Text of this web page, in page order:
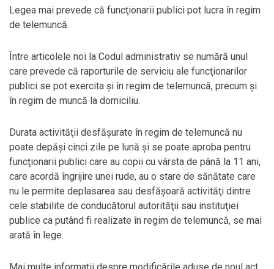
Legea mai prevede că funcţionarii publici pot lucra în regim
de telemuncă.
Între articolele noi la Codul administrativ se numără unul
care prevede că raporturile de serviciu ale funcţionarilor
publici se pot exercita şi în regim de telemuncă, precum şi
în regim de muncă la domiciliu.
Durata activităţii desfăşurate în regim de telemuncă nu
poate depăşi cinci zile pe lună şi se poate aproba pentru
funcţionarii publici care au copii cu vârsta de până la 11 ani,
care acordă îngrijire unei rude, au o stare de sănătate care
nu le permite deplasarea sau desfăşoară activităţi dintre
cele stabilite de conducătorul autorităţii sau instituţiei
publice ca putând fi realizate în regim de telemuncă, se mai
arată în lege.
Mai multe informații despre modificările aduse de noul act